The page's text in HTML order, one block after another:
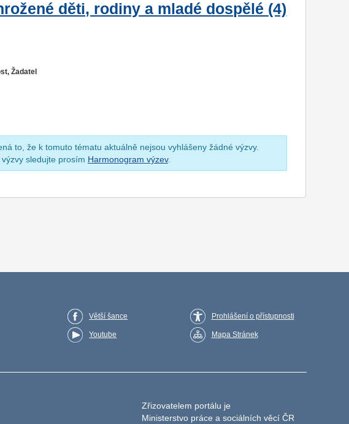
děti, rodiny a mladé dospělé (4)
Žadatel
to, že k tomuto tématu aktuálně nejsou vyhlášeny žádné výzvy.
sledujte prosím Harmonogram výzev.
Větší šance
Youtube
Prohlášení o přístupnosti
Mapa Stránek
Zřizovatelem portálu je
Ministerstvo práce a sociálních věcí ČR